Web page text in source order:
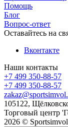
Помощь
Блог
Вопрос-ответ
Оставайтесь на
Вконтакте
Наши контакты
+7 499 350-88-57
+7 499 350-88-57
105122,
Торговый центр
2026 ©